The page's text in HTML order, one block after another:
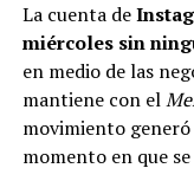
La cuenta de
miércoles sin
en medio de las
mantiene con el
movimiento
momento en que